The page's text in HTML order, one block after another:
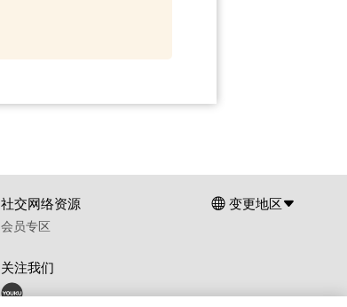
社交网络资源
会员专区
关注我们
变更地区